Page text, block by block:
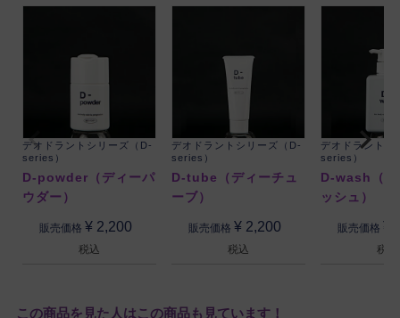
デオドラントシリーズ（D-
series）
D-powder（ディーパ
ウダー）
販売価格 ¥ 2,200
税込
デオドラントシリーズ（D-
series）
D-tube（ディーチュ
ーブ）
販売価格 ¥ 2,200
税込
デオドラントシ
series）
D-wash（デ
ッシュ）
販売価格 ¥
税込
この商品を見た人はこの商品も見ています！